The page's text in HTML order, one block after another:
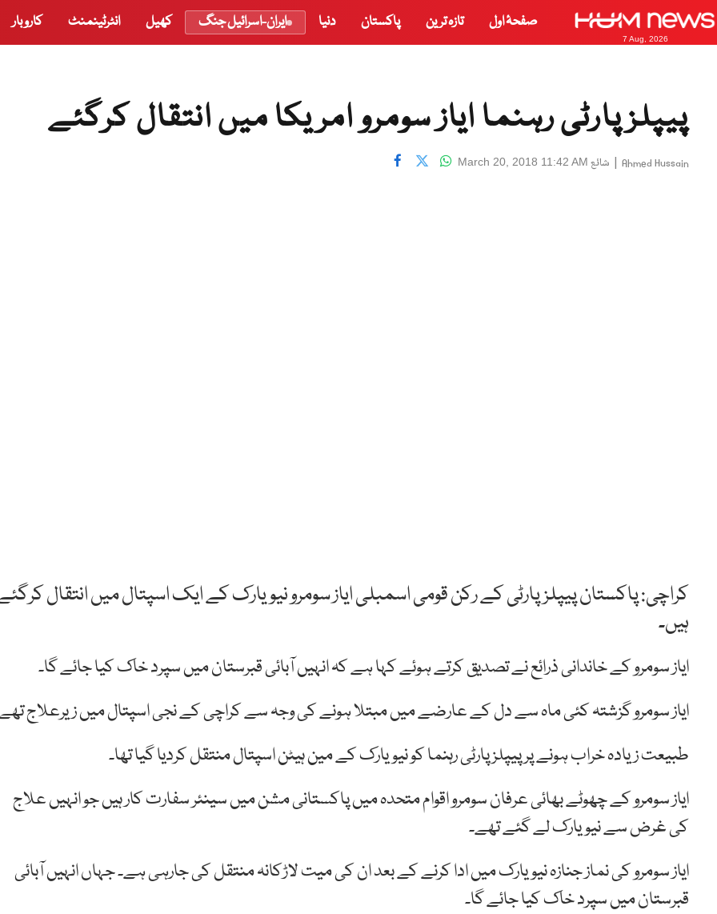
7 Aug, 2026
صفحۂ اول تازہ ترین پاکستان دنیا ایران-اسرائیل جنگ کھیل انٹرٹینمنٹ کاروبار
پیپلزپارٹی رہنما ایاز سومرو امریکا میں انتقال کرگئے
Ahmed Hussain
| شائع March 20, 2018 11:42 AM
کراچی: پاکستان پیپلزپارٹی کے رکن قومی اسمبلی ایاز سومرو نیویارک کے ایک اسپتال میں انتقال
ہیں۔
ایاز سومرو کے خاندانی ذرائع نے تصدیق کرتے ہوئے کہا ہے کہ انہیں آبائی قبرستان میں سپرد خاک کیا جائے گا۔
ایاز سومرو گزشتہ کئی ماہ سے دل کے عارضے میں مبتلا ہونے کی وجہ سے کراچی کے نجی اسپتال میں زیرعلاج
طبیعت زیادہ خراب ہونے پر پیپلزپارٹی رہنما کو نیویارک کے مین ہیٹن اسپتال منتقل کردیا گیا تھا۔
ایاز سومرو کے چھوٹے بھائی عرفان سومرو اقوام متحدہ میں پاکستانی مشن میں سینئر سفارت کار ہیں جو انہیں علاج
کی غرض سے نیویارک لے گئے تھے۔
ایاز سومرو کی نماز جنازہ نیویارک میں ادا کرنے کے بعد ان کی میت لاڑکانہ منتقل کی جارہی ہے۔ جہاں انہیں آبائی
قبرستان میں سپرد خاک کیا جائے گا۔